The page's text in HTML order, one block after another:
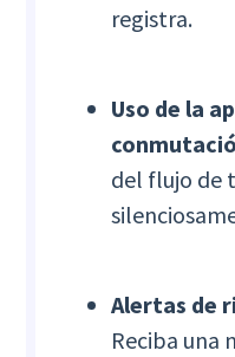
registra.
Uso de la
del flujo de
Alertas de
Reciba una